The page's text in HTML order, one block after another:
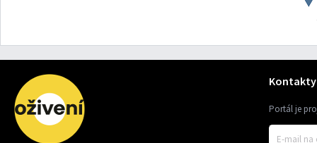
Kontakty
Portál je